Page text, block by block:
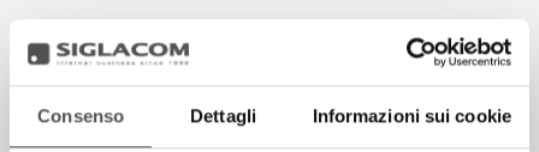
Consenso Dettagli Informazioni sui cookie
EN IT